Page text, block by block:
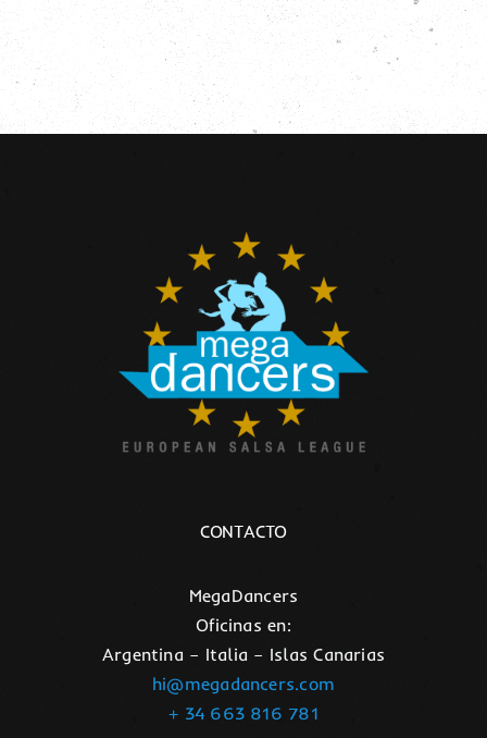
CONTACTO
MegaDancers
Oficinas en:
Argentina – Italia – Islas Canarias
hi@megadancers.com
+ 34 663 816 781